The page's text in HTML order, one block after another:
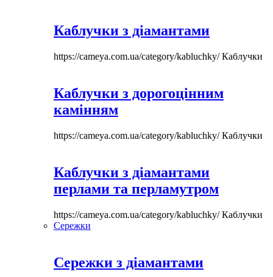
Каблучки з діамантами
https://cameya.com.ua/category/kabluchky/Каблучки
Каблучки з дорогоцінним
камінням
https://cameya.com.ua/category/kabluchky/Каблучки
Каблучки з діамантами
перлами та перламутром
https://cameya.com.ua/category/kabluchky/Каблучки
Сережки
Сережки з діамантами